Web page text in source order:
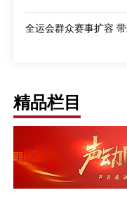
全运会群众赛事扩容
精品栏目